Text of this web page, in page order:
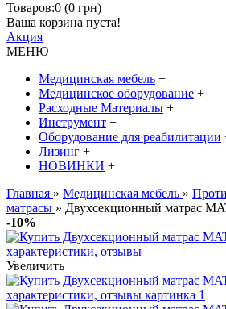
Товаров:0 (0 грн)
Ваша корзина пуста!
Акция
МЕНЮ
Медицинская мебель +
Медицинское оборудование +
Расходные Материалы +
Инструмент +
Оборудование для реабилитации
Лизинг +
НОВИНКИ +
Главная » Медицинская мебель »
матрасы » Двухсекционный матрас
-10%
Увеличить